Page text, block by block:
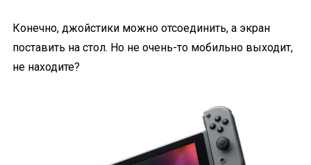
Конечно, джойстики можно отсоединить, а экран
поставить на стол. Но не очень-то мобильно выходит,
не находите?